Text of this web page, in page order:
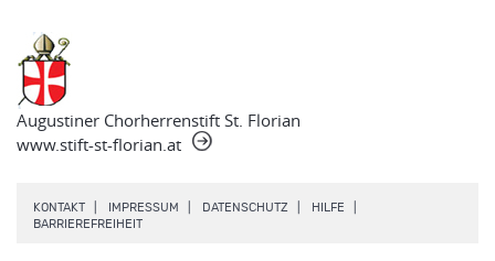
Augustiner Chorherrenstift St. Florian
www.stift-st-florian.at
KONTAKT IMPRESSUM DATENSCHUTZ HILFE
BARRIEREFREIHEIT.